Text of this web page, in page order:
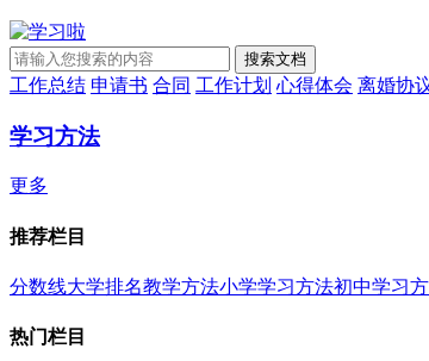
工作总结 申请书 合同 工作计划 心得体会 离婚协
学习方法
更多
推荐栏目
分数线大学排名教学方法小学学习方法初中学习
热门栏目